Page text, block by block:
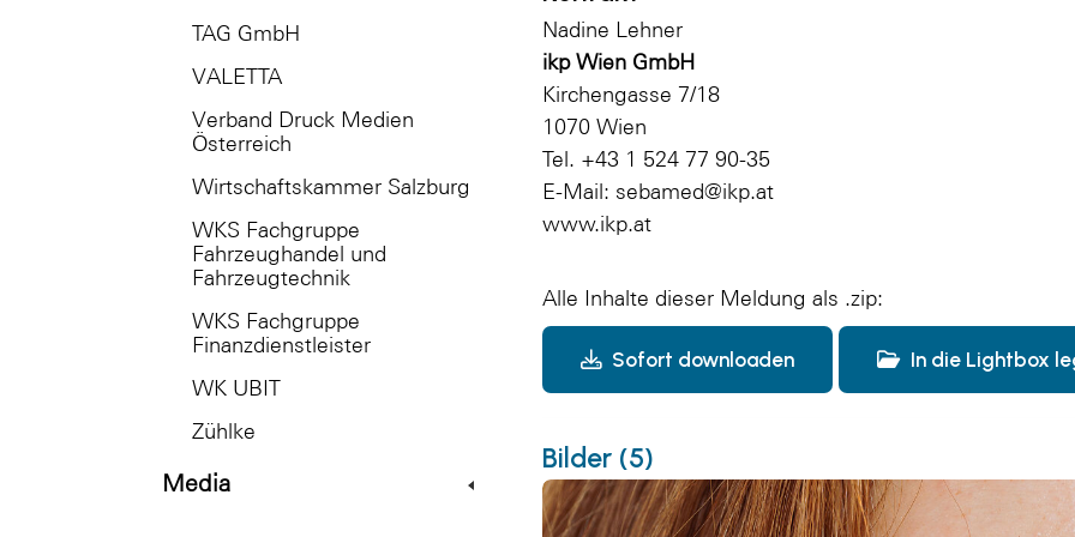
TAG GmbH
VALETTA
Verband Druck Medien
Österreich
Wirtschaftskammer Salzburg
WKS Fachgruppe
Fahrzeughandel und
Fahrzeugtechnik
WKS Fachgruppe
Finanzdienstleister
WK UBIT
Zühlke
Media
Nadine Lehner
ikp Wien GmbH
Kirchengasse 7/18
1070 Wien
Tel. +43 1 524 77 90-35
E-Mail: sebamed@ikp.at
www.ikp.at
Alle Inhalte dieser Meldung als .zip:
Sofort downloaden In die Lightbox
Bilder (5)